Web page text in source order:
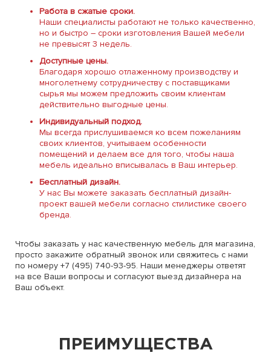
Работа в сжатые сроки.
Наши специалисты работают не только качественно,
но и быстро – сроки изготовления Вашей мебели
не превысят 3 недель.
Доступные цены.
Благодаря хорошо отлаженному производству и
многолетнему сотрудничеству с поставщиками
сырья мы можем предложить своим клиентам
действительно выгодные цены.
Индивидуальный подход.
Мы всегда прислушиваемся ко всем пожеланиям
своих клиентов, учитываем особенности
помещений и делаем все для того, чтобы наша
мебель идеально вписывалась в Ваш интерьер.
Бесплатный дизайн.
У нас Вы можете заказать бесплатный дизайн-
проект вашей мебели согласно стилистике своего
бренда.
Чтобы заказать у нас качественную мебель для магазина,
просто закажите обратный звонок или свяжитесь с нами
по номеру +7 (495) 740-93-95. Наши менеджеры ответят
на все Ваши вопросы и согласуют выезд дизайнера на
Ваш объект.
ПРЕИМУЩЕСТВА